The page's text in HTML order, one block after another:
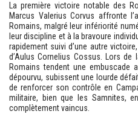
La première victoire notable des
Marcus Valerius Corvus affronte
Romains, malgré leur infériorité
leur discipline et à la bravoure
rapidement suivi d’une autre
d’Aulus Cornelius Cossus. Lors de
Romains tendent une embuscade
dépourvu, subissent une lourde
de renforcer son contrôle en
militaire, bien que les Samnites,
complètement vaincus.